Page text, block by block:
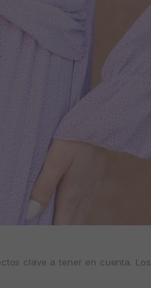
clave a tener en cuenta. Los